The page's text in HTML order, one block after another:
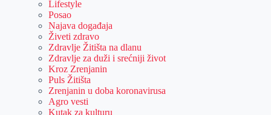
Lifestyle
Posao
Najava događaja
Živeti zdravo
Zdravlje Žitišta na dlanu
Zdravlje za duži i srećniji život
Kroz Zrenjanin
Puls Žitišta
Zrenjanin u doba koronavirusa
Agro vesti
Kutak za kulturu